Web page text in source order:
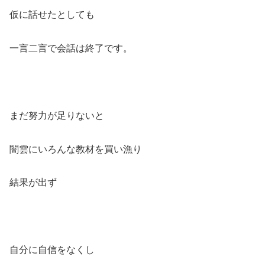
仮に話せたとしても
一言二言で会話は終了です。
まだ努力が足りないと
闇雲にいろんな教材を買い漁り
結果が出ず
自分に自信をなくし